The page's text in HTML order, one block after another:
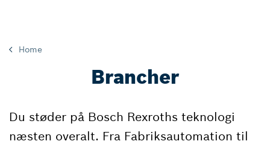
Home
Brancher
Du støder på Bosch Rexroths teknologi
næsten overalt. Fra Fabriksautomation til